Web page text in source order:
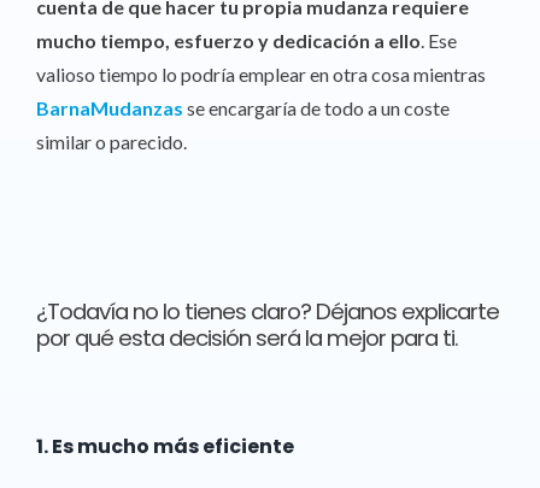
cuenta de que hacer tu propia mudanza requiere
mucho tiempo, esfuerzo y dedicación a ello. Ese
valioso tiempo lo podría emplear en otra cosa mientras
BarnaMudanzas se encargaría de todo a un coste
similar o parecido.
¿Todavía no lo tienes claro? Déjanos explicarte
por qué esta decisión será la mejor para ti.
1. Es mucho más eficiente